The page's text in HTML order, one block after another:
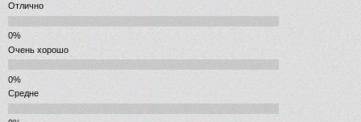
Отлично
Очень хорошо
Средне